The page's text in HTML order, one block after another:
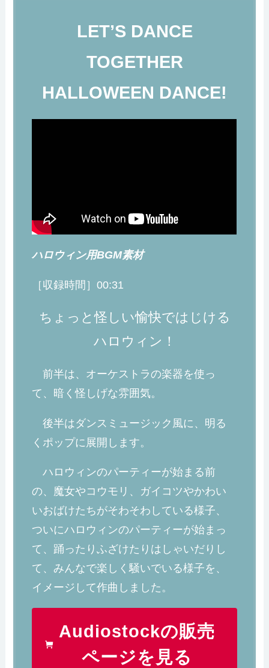
LET’S DANCE
TOGETHER
HALLOWEEN DANCE!
ハロウィン用BGM素材
［収録時間］00:31
ちょっと怪しい愉快ではじける
ハロウィン！
前半は、オーケストラの楽器を使っ
て、暗く怪しげな雰囲気。
後半はダンスミュージック風に、明る
くポップに展開します。
ハロウィンのパーティーが始まる前
の、魔女やコウモリ、ガイコツやかわい
いおばけたちがそわそわしている様子、
ついにハロウィンのパーティーが始まっ
て、踊ったりふざけたりはしゃいだりし
て、みんなで楽しく騒いでいる様子を、
イメージして作曲しました。
Audiostockの販売
ページを見る